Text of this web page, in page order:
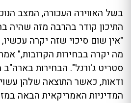
בשל האווירה העכורה, המצב
התיכון קודר בהרבה מזה שהיה
"אין שום סיכוי שזה יקרה
מה יקרה בבחירות הקרובות," אמר
סטריט ג'ורנל". הבחירות
ודאות, כאשר התוצאה שלהן
המדיניות האמריקאית הבאה